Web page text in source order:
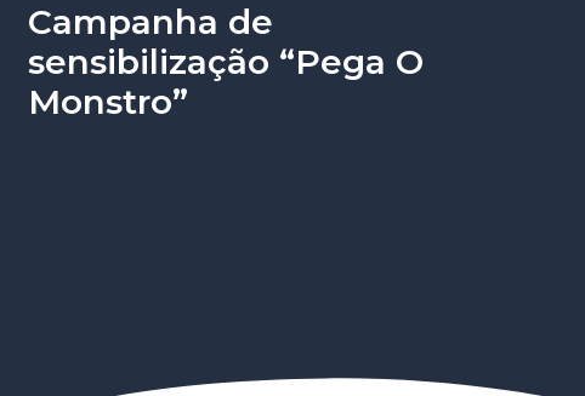
Campanha de
sensibilização “Pega O
Monstro”